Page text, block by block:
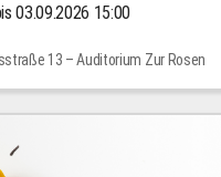
03.09.2026 15:00
13 – Auditorium Zur Rosen
30,00 EUR